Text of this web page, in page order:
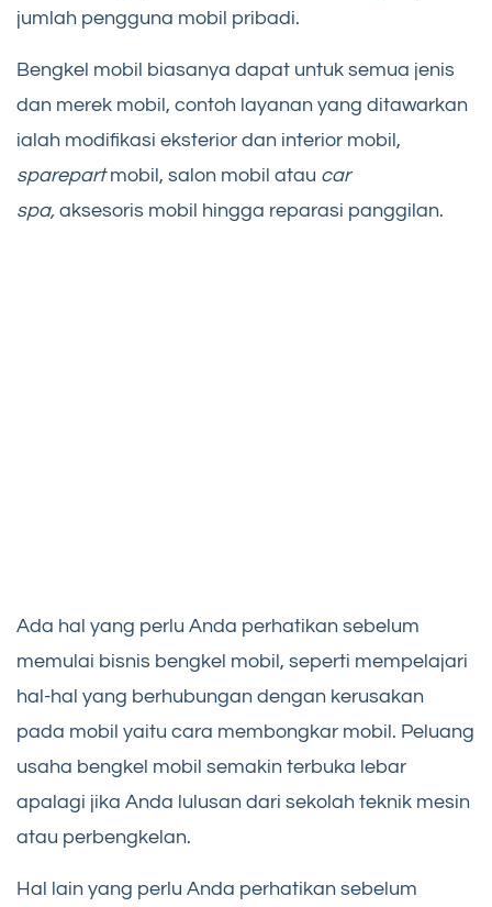
jumlah pengguna mobil pribadi.
Bengkel mobil biasanya dapat untuk semua jenis
dan merek mobil, contoh layanan yang ditawarkan
ialah modifikasi eksterior dan interior mobil,
sparepartmobil, salon mobil atau car
spa, aksesoris mobil hingga reparasi panggilan.
Ada hal yang perlu Anda perhatikan sebelum
memulai bisnis bengkel mobil, seperti mempelajari
hal-hal yang berhubungan dengan kerusakan
pada mobil yaitu cara membongkar mobil. Peluang
usaha bengkel mobil semakin terbuka lebar
apalagi jika Anda lulusan dari sekolah teknik mesin
atau perbengkelan.
Hal lain yang perlu Anda perhatikan sebelum